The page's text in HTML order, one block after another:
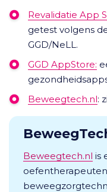
Revalidatie App
getest volgens
GGD/NeLL.
GGD AppStore:
Beweegtech.nl:
Beweegtech.nl is